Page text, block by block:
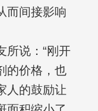
而间接影响
所说：“刚开
的价格，也
人的鼓励让